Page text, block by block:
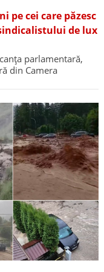
pe cei care păzesc
de lux
parlamentară,
din Camera